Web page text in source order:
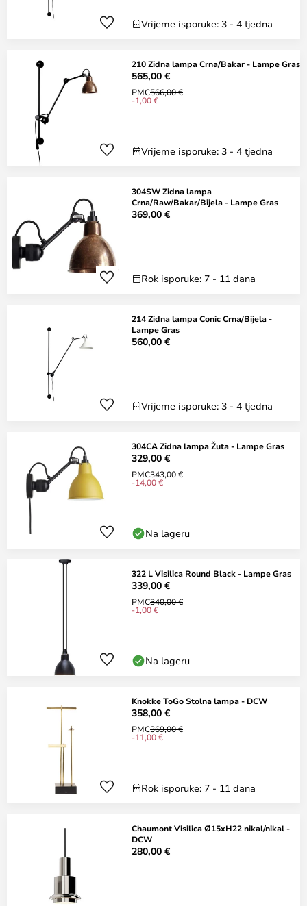
Vrijeme isporuke: 3 - 4 tjedna
210 Zidna lampa Crna/Bakar - Lampe Gras
565,00 €
PMC566,00 €
-1,00 €
Vrijeme isporuke: 3 - 4 tjedna
304SW Zidna lampa
Crna/Raw/Bakar/Bijela - Lampe Gras
369,00 €
Rok isporuke: 7 - 11 dana
214 Zidna lampa Conic Crna/Bijela -
Lampe Gras
560,00 €
Vrijeme isporuke: 3 - 4 tjedna
304CA Zidna lampa Žuta - Lampe Gras
329,00 €
PMC343,00 €
-14,00 €
Na lageru
322 L Visilica Round Black - Lampe Gras
339,00 €
PMC340,00 €
-1,00 €
Na lageru
Knokke ToGo Stolna lampa - DCW
358,00 €
PMC369,00 €
-11,00 €
Rok isporuke: 7 - 11 dana
Chaumont Visilica Ø15xH22 nikal/nikal -
DCW
280,00 €